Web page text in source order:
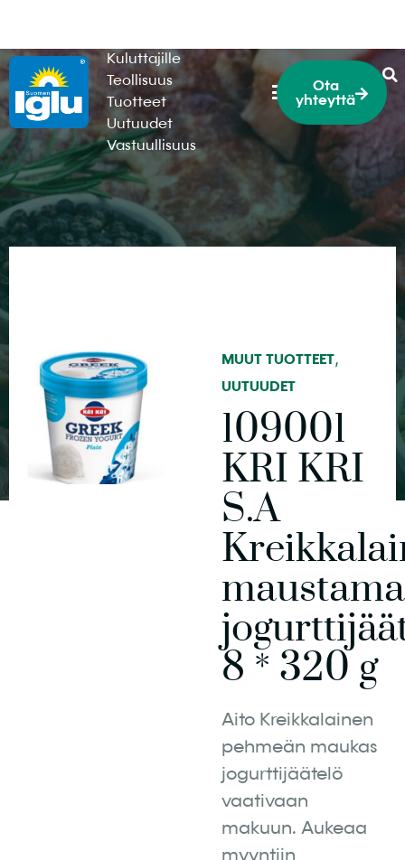
Kuluttajille
Teollisuus
Tuotteet
Uutuudet
Vastuullisuus
Ota
yhteyttä
MUUT TUOTTEET,
UUTUUDET
109001
KRI KRI
S.A
8 * 320 g
Aito Kreikkalainen
pehmeän maukas
jogurttijäätelö
vaativaan
makuun. Aukeaa
myyntiin